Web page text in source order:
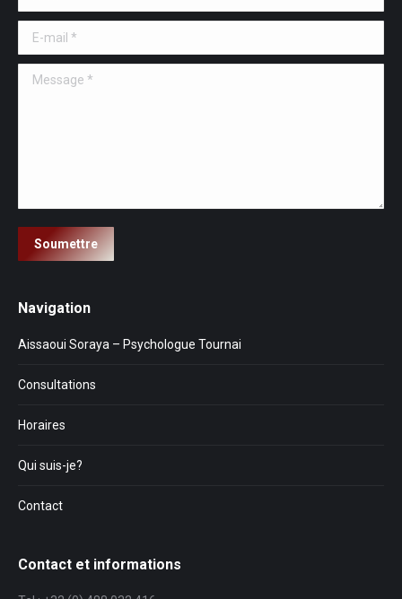
E-mail *
Message *
Soumettre
Navigation
Aissaoui Soraya – Psychologue Tournai
Consultations
Horaires
Qui suis-je?
Contact
Contact et informations